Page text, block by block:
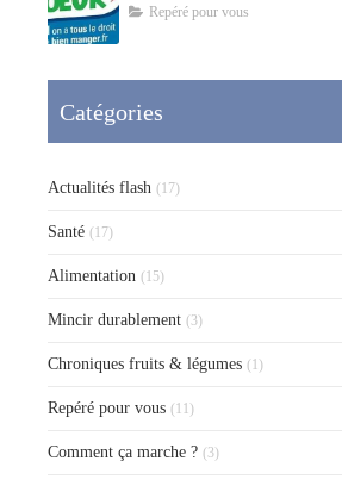
Repéré pour vous
Catégories
Actualités flash (17)
Santé (17)
Alimentation (15)
Mincir durablement (3)
Chroniques fruits & légumes (1)
Repéré pour vous (11)
Comment ça marche ? (3)